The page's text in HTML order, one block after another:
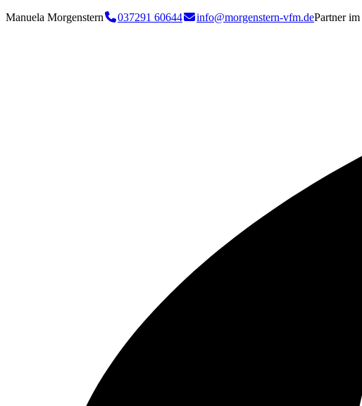
Manuela Morgenstern 037291 60644 info@morgenstern-vfm.dePartner im